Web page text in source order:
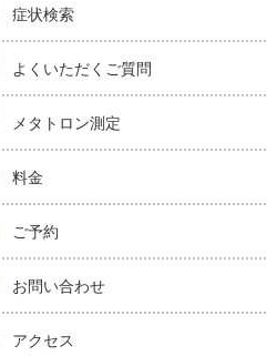
症状検索
よくいただくご質問
メタトロン測定
料金
ご予約
お問い合わせ
アクセス